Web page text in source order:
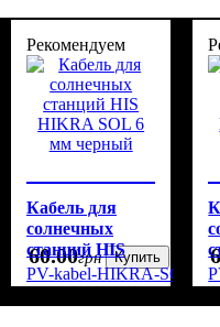
Рекомендуем
Кабель для
солнечных
станций HIS
HIKRA SOL 6
мм черный
PV-kabel-HIKRA-SOL-6
60.00грн Купить